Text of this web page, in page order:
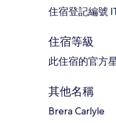
住宿登記編號
住宿等級
此住宿的官方
其他名稱
Brera Carlyle